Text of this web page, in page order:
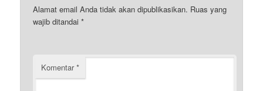
Alamat email Anda tidak akan dipublikasikan. Ruas yang
wajib ditandai*
Komentar*